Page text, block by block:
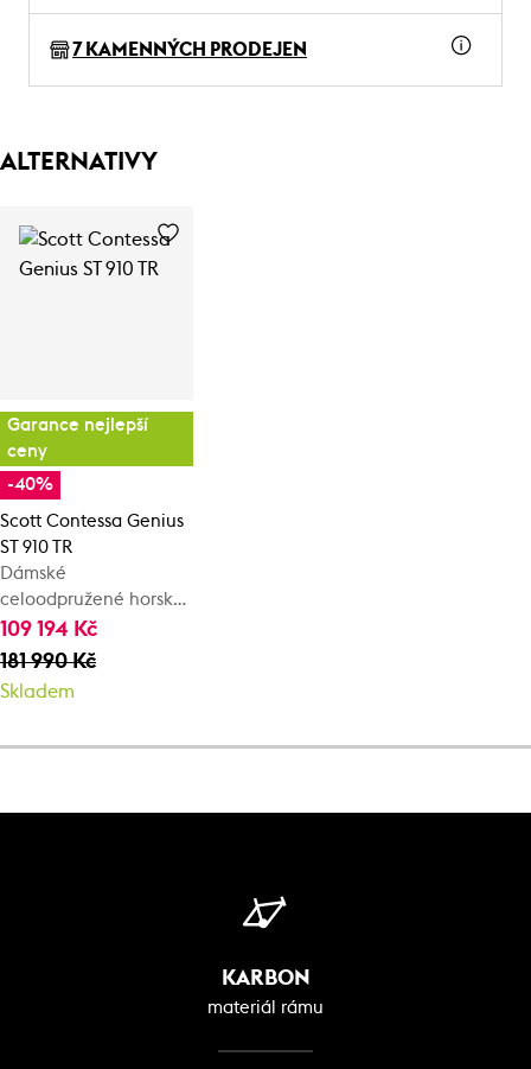
7 KAMENNÝCH PRODEJEN
ALTERNATIVY
Garance nejlepší
ceny
-40%
Scott Contessa Genius
ST 910 TR
Dámské
celoodpružené horské
kolo
109 194 Kč
181 990 Kč
Skladem
KARBON
materiál rámu